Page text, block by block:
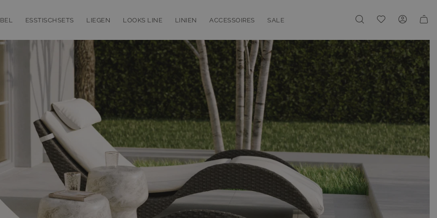
ESSTISCHSETS LIEGEN LOOKS LINE LINIEN ACCESSOIRES SALE Meine Wunschliste